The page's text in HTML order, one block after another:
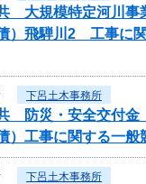
大規模特定河川事
）飛騨川2 工事に
下呂土木事務所
防災・安全交付金
）工事に関する一般
下呂土木事務所